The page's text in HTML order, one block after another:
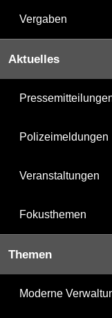
Vergaben
Aktuelles
Polizeimeldungen
Veranstaltungen
Fokusthemen
Themen
Moderne